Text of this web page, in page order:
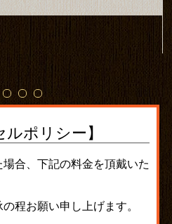
ルポリシー】
合、下記の料金を頂戴いた
程お願い申し上げます。